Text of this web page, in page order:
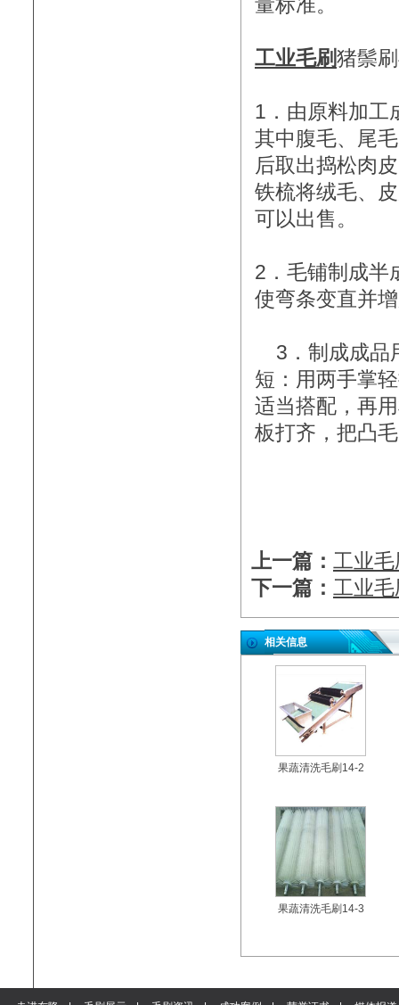
工业毛刷猪鬃
1．由原料加工
其中腹毛、尾
后取出捣松肉
铁梳将绒毛、
可以出售。
2．毛铺制成半
使弯条变直并
3．制成成品
短：用两手掌
适当搭配，再
板打齐，把凸
上一篇： 工业
下一篇： 工业
相关信息
果蔬清洗毛刷14-2
果蔬清洗毛刷14-3